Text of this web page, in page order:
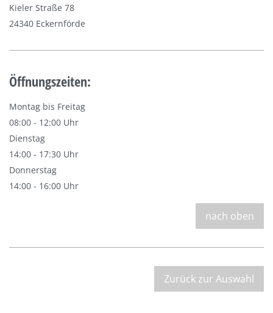
Kieler Straße 78
24340 Eckernförde
Öffnungszeiten:
Montag bis Freitag
08:00 - 12:00 Uhr
Dienstag
14:00 - 17:30 Uhr
Donnerstag
14:00 - 16:00 Uhr
nach oben
Zurück zur Auswahl